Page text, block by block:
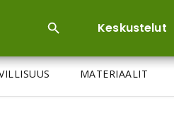
Keskustelut
MATERIAALIT